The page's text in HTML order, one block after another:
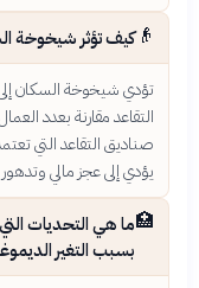
👴كيف تؤثر شيخوخة
تؤدي شيخوخة السكان
التقاعد مقارنة بعدد
صناديق التقاعد التي
يؤدي إلى عجز مالي
🏥ما هي التحديات
بسبب التغير